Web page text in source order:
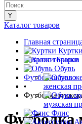
Каталог товаров
Куртки
Брюки
Обувь
женская
мужская
Флис
Главная
•
Каталог товаров
•
Футболки/поло
•
Футболка
Футболка